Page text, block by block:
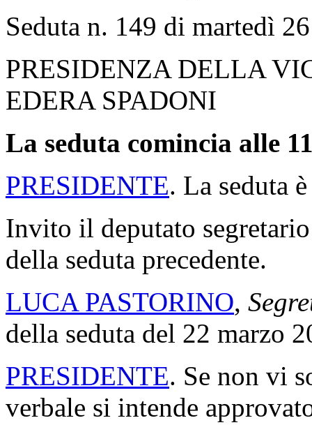
Seduta n. 149 di martedì
PRESIDENZA DELLA
EDERA SPADONI
La seduta comincia alle
PRESIDENTE. La seduta
Invito il deputato
della seduta precedente.
LUCA PASTORINO,
della seduta del 22 marzo
PRESIDENTE. Se non vi
verbale si intende